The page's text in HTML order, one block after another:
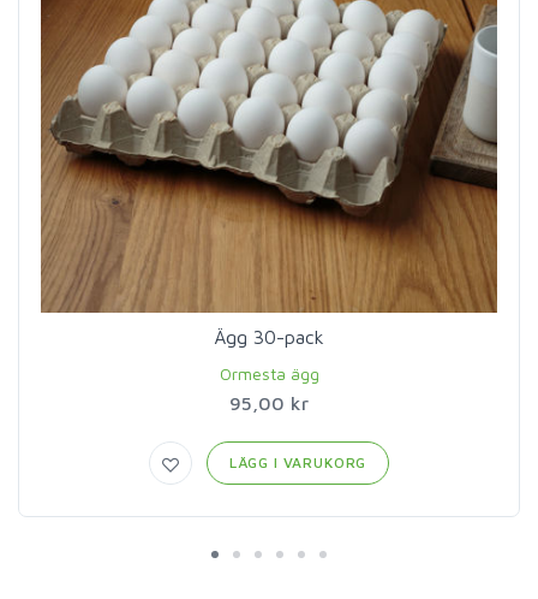
Ägg 30-pack
Ormesta ägg
95,00 kr
LÄGG I VARUKORG